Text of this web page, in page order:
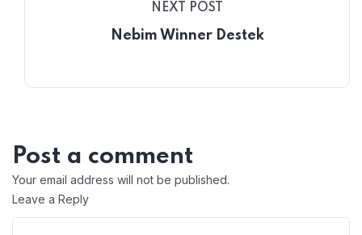
NEXT POST
Nebim Winner Destek
Post a comment
Your email address will not be published.
Leave a Reply